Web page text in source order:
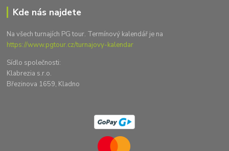
Kde nás najdete
Na všech turnajích PG tour. Termínový kalendář je na
https://www.pgtour.cz/turnajovy-kalendar
Sídlo společnosti:
Klabrezia s.r.o.
Březinova 1659, Kladno